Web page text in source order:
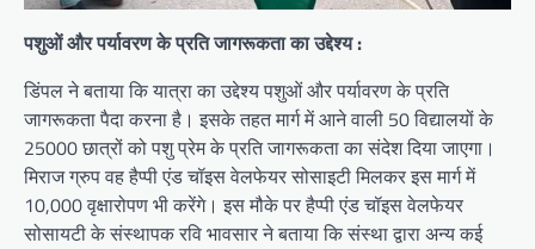
पशुओं और पर्यावरण के प्रति जागरूकता का उद्देश्य :
डिंपल ने बताया कि यात्रा का उद्देश्य पशुओं और पर्यावरण के प्रति
जागरूकता पैदा करना है। इसके तहत मार्ग में आने वाली 50 विद्यालयों के
25000 छात्रों को पशु प्रेम के प्रति जागरूकता का संदेश दिया जाएगा।
मिराज ग्रुप वह हैप्पी एंड चॉइस वेलफेयर सोसाइटी मिलकर इस मार्ग में
10,000 वृक्षारोपण भी करेंगे। इस मौके पर हैप्पी एंड चॉइस वेलफेयर
सोसायटी के संस्थापक रवि भावसार ने बताया कि संस्था द्वारा अन्य कई